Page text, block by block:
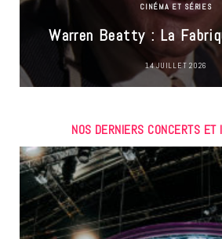
CINÉMA ET SÉRIES
Warren Beatty : La
14 JUILLET 2026
NOS DERNIERS CONCERTS ET